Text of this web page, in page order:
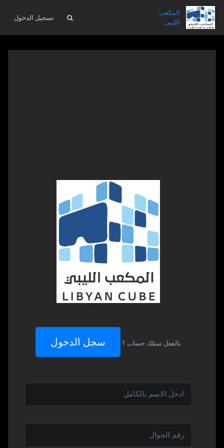
المكعب
الليبى
تسجيل الدخول
بالفعل تمتلك حساب ؟ سجل الدخول